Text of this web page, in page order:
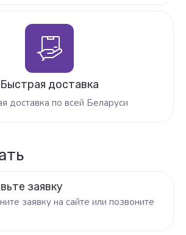
Быстрая доставка
доставка по всей Беларуси
заявку
заявку на сайте или позвоните